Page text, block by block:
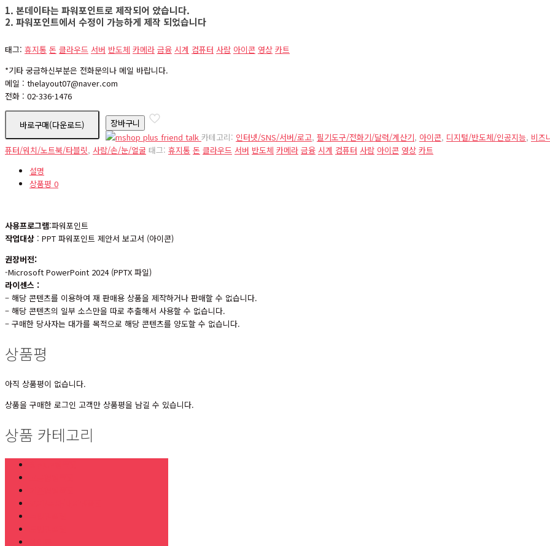
1. 본데이타는 파워포인트로 제작되어 았습니다.
2. 파워포인트에서 수정이 가능하게 제작 되었습니다
태그: 휴지통 돈 클라우드 서버 반도체 카메라 금융 시계 컴퓨터 사람 아이콘 영상 카트
*기타 궁금하신부분은 전화문의나 메일 바랍니다.
메일 : thelayout07@naver.com
전화 : 02-336-1476
바로구매(다운로드)
icon13
수
량
장바구니
카테고리: 인터넷/SNS/서버/로고, 필기도구/전화기/달력/계산기, 아이콘, 디지털/반도체/인공지능, 비즈
퓨터/워치/노트북/타블릿, 사람/손/눈/얼굴 태그: 휴지통 돈 클라우드 서버 반도체 카메라 금융 시계 컴퓨터 사람 아이콘 영상 카트
설명
상품평 0
사용프로그램:파워포인트
작업대상 : PPT 파워포인트 제안서 보고서 (아이콘)
권장버전:
-Microsoft PowerPoint 2024 (PPTX 파일)
라이센스 :
– 해당 콘텐츠를 이용하여 재 판매용 상품을 제작하거나 판매할 수 없습니다.
– 해당 콘텐츠의 일부 소스만을 따로 추출해서 사용할 수 없습니다.
– 구매한 당사자는 대가를 목적으로 해당 콘텐츠를 양도할 수 없습니다.
상품평
아직 상품평이 없습니다.
상품을 구매한 로그인 고객만 상품평을 남길 수 있습니다.
상품 카테고리